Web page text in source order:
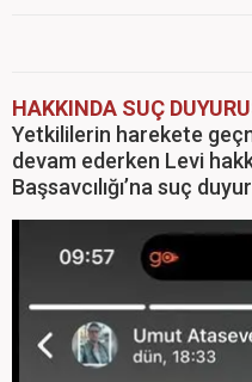
HAKKINDA SUÇ
Yetkililerin harekete
devam ederken Levi
Başsavcılığı’na suç